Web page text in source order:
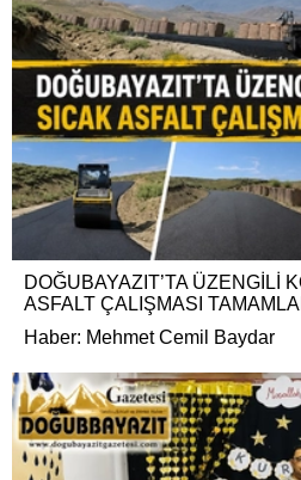
DOĞUBAYAZIT’TA ÜZENGİLİ
ASFALT ÇALIŞMASI
Haber: Mehmet Cemil Baydar